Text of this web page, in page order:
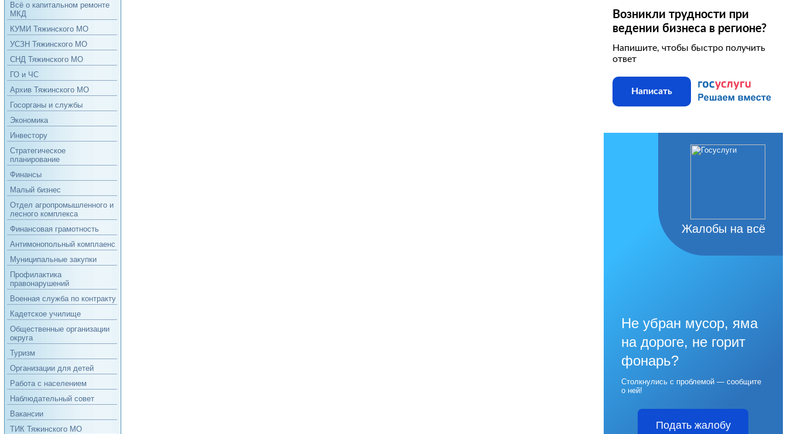
Всё о капитальном ремонте
МКД
КУМИ Тяжинского МО
УСЗН Тяжинского МО
СНД Тяжинского МО
ГО и ЧС
Архив Тяжинского МО
Госорганы и службы
Экономика
Инвестору
Стратегическое
планирование
Финансы
Малый бизнес
Отдел агропромышленного и
лесного комплекса
Финансовая грамотность
Антимонопольный комплаенс
Муниципальные закупки
Профилактика
правонарушений
Военная служба по контракту
Кадетское училище
Общественные организации
округа
Туризм
Организации для детей
Работа с населением
Наблюдательный совет
Вакансии
ТИК Тяжинского МО
Возникли трудности при
ведении бизнеса в регионе?
Напишите, чтобы быстро получить
ответ
Написать
Жалобы на всё
Не убран мусор, яма
на дороге, не горит
фонарь?
Столкнулись с проблемой — сообщите
о ней!
Подать жалобу